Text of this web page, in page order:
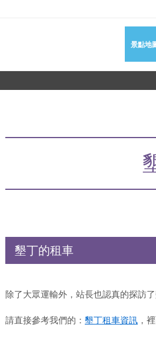
景點地
墾丁的租車
除了大眾運輸外，站長也認真的探訪
請直接參考我們的： 墾丁租車資訊 ，